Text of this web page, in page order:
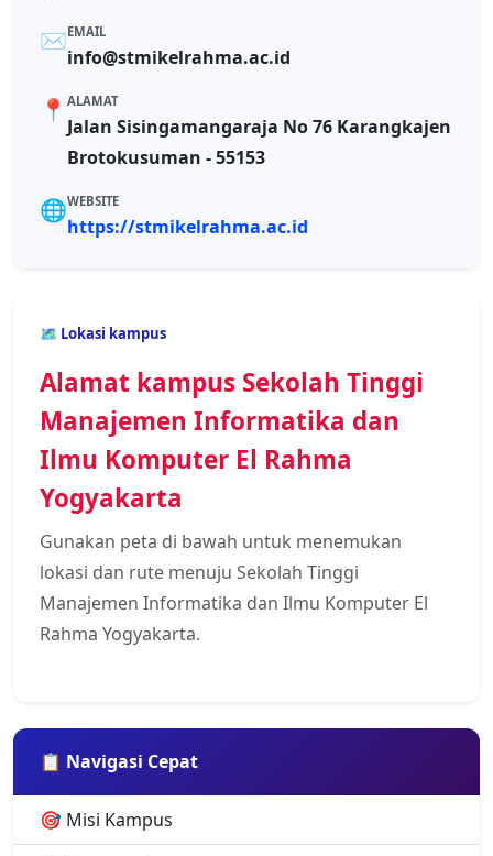
✉️EMAIL
info@stmikelrahma.ac.id
📍 ALAMAT
Jalan Sisingamangaraja No 76 Karangkajen
Brotokusuman - 55153
🌐WEBSITE
https://stmikelrahma.ac.id
🗺️ Lokasi kampus
Alamat kampus Sekolah Tinggi
Manajemen Informatika dan
Ilmu Komputer El Rahma
Yogyakarta
Gunakan peta di bawah untuk menemukan
lokasi dan rute menuju Sekolah Tinggi
Manajemen Informatika dan Ilmu Komputer El
Rahma Yogyakarta.
📋 Navigasi Cepat
🎯 Misi Kampus